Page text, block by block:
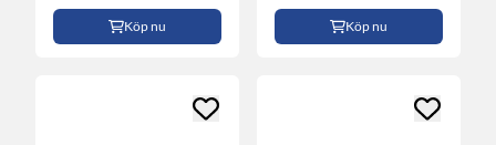
Köp nu Köp nu